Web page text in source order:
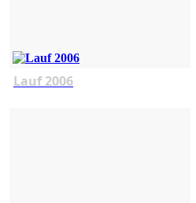
Lauf 2006